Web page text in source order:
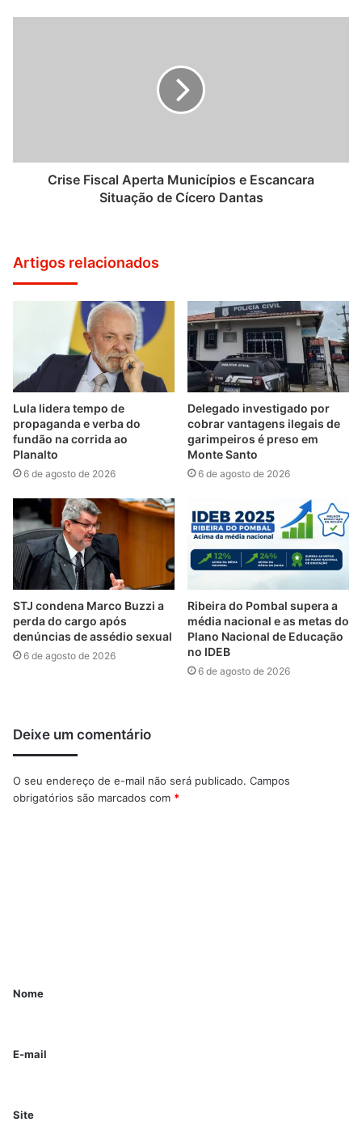
Crise Fiscal Aperta Municípios e Escancara
Situação de Cícero Dantas
Artigos relacionados
Lula lidera tempo de
propaganda e verba do
fundão na corrida ao
Planalto
6 de agosto de 2026
Delegado investigado por
cobrar vantagens ilegais de
garimpeiros é preso em
Monte Santo
6 de agosto de 2026
STJ condena Marco Buzzi a
perda do cargo após
denúncias de assédio sexual
6 de agosto de 2026
Ribeira do Pombal supera a
média nacional e as metas do
Plano Nacional de Educação
no IDEB
6 de agosto de 2026
Deixe um comentário
O seu endereço de e-mail não será publicado. Campos
obrigatórios são marcados com *
Nome
E-mail
Site